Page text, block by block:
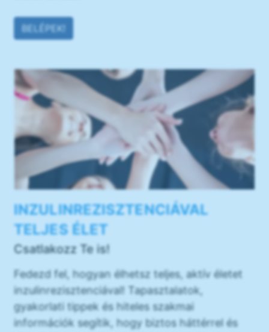
BELÉPEK!
INZULINREZISZTENCIÁVAL
TELJES ÉLET
Csatlakozz Te is!
Fedezd fel, hogyan élhetsz teljes, aktív életet
inzulinrezisztenciával! Tapasztalatok,
gyakorlati tippek és hiteles szakmai
információk segítik, hogy biztos háttérrel és